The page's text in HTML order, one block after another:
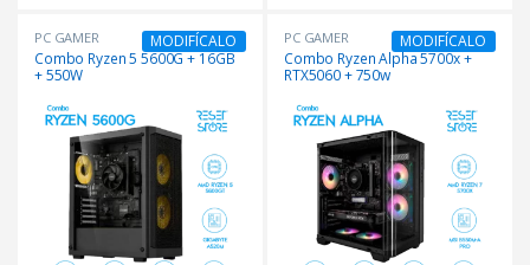
PC GAMER
Combo Ryzen 5 5600G + 16GB
+ 550W
MODIFÍCALO PC GAMER
Combo Ryzen Alpha 5700x +
RTX5060 + 750w
MODIFÍCALO